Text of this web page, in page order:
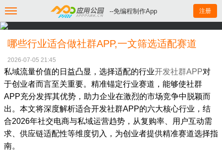
--免编程制作App 注册
哪些行业适合做社群APP,一文筛选适配赛道
2026-07-05 21:45
私域流量价值的日益凸显，选择适配的行业开发社群APP对
于创业者而言至关重要。精准锚定行业赛道，能够使社群
APP充分发挥其优势，助力企业在激烈的市场竞争中脱颖而
出。本文将深度解析适合开发社群APP的六大核心行业，结
合2026年社交电商与私域运营趋势，从复购率、用户互动需
求、供应链适配性等维度切入，为创业者提供精准赛道选择指
南。